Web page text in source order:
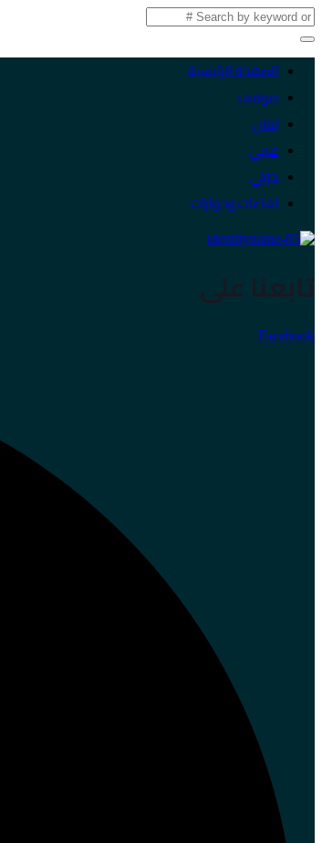
الصفحة الرئيسية
موقف
لبنان
عربي
دولي
لقاءات وحوارات
تابعنا على
Facebook